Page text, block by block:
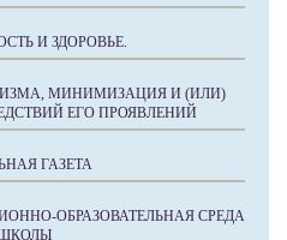
И ЗДОРОВЬЕ.
МИНИМИЗАЦИЯ И (ИЛИ)
ЕГО ПРОЯВЛЕНИЙ
ГАЗЕТА
ОБРАЗОВАТЕЛЬНАЯ СРЕДА